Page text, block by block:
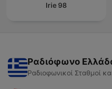
Irie 98
Ραδιόφωνο
Ραδιοφωνικοί Σταθμοί